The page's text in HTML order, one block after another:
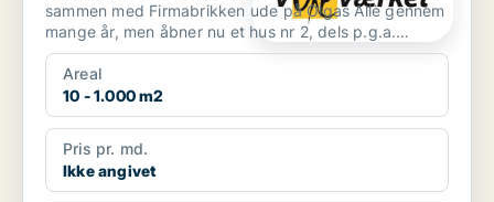
sammen med Firmabrikken ude på Olgas Allè gennem
mange år, men åbner nu et hus nr 2, dels p.g.a.
efter...
Areal
10 - 1.000 m2
Pris pr. md.
Ikke angivet